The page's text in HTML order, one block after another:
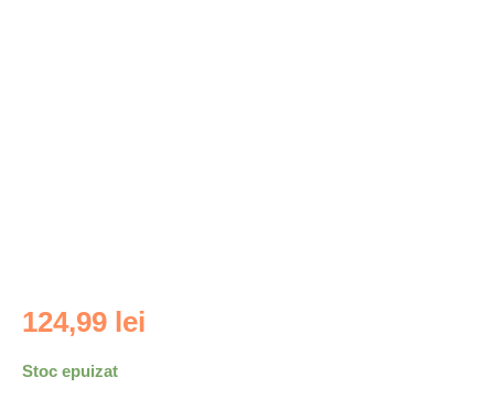
124,99 lei
Stoc epuizat